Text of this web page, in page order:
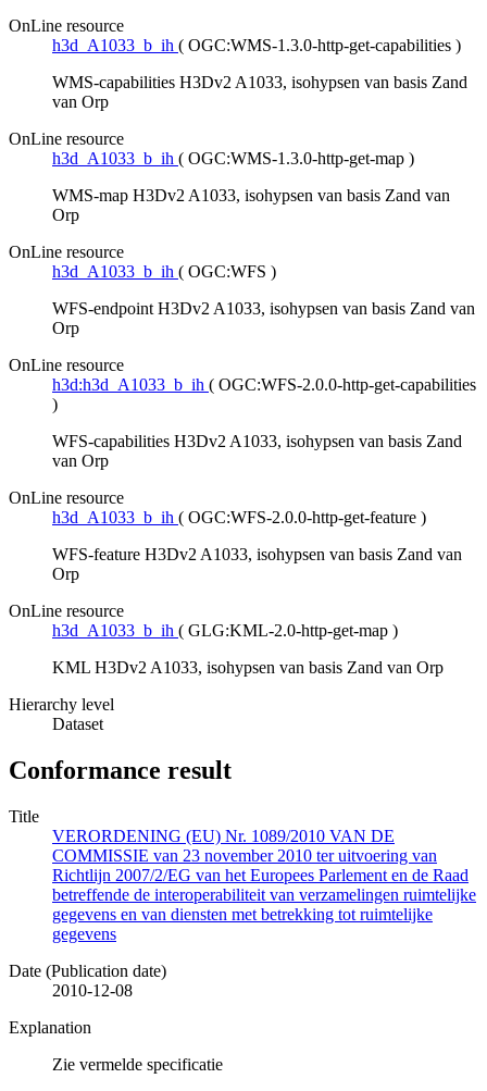
OnLine resource
h3d_A1033_b_ih ( OGC:WMS-1.3.0-http-get-capabilities )
WMS-capabilities H3Dv2 A1033, isohypsen van basis Zand
van Orp
OnLine resource
h3d_A1033_b_ih ( OGC:WMS-1.3.0-http-get-map )
WMS-map H3Dv2 A1033, isohypsen van basis Zand van
Orp
OnLine resource
h3d_A1033_b_ih ( OGC:WFS )
WFS-endpoint H3Dv2 A1033, isohypsen van basis Zand van
Orp
OnLine resource
h3d:h3d_A1033_b_ih ( OGC:WFS-2.0.0-http-get-capabilities
)
WFS-capabilities H3Dv2 A1033, isohypsen van basis Zand
van Orp
OnLine resource
h3d_A1033_b_ih ( OGC:WFS-2.0.0-http-get-feature )
WFS-feature H3Dv2 A1033, isohypsen van basis Zand van
Orp
OnLine resource
h3d_A1033_b_ih ( GLG:KML-2.0-http-get-map )
KML H3Dv2 A1033, isohypsen van basis Zand van Orp
Hierarchy level
Dataset
Conformance result
Title
VERORDENING (EU) Nr. 1089/2010 VAN DE
COMMISSIE van 23 november 2010 ter uitvoering van
Richtlijn 2007/2/EG van het Europees Parlement en de Raad
betreffende de interoperabiliteit van verzamelingen ruimtelijke
gegevens en van diensten met betrekking tot ruimtelijke
gegevens
Date (Publication date)
2010-12-08
Explanation
Zie vermelde specificatie